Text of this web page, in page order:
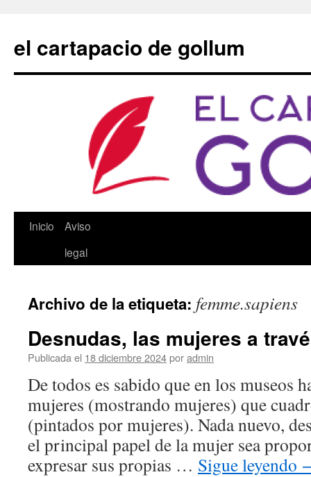
contenido
el cartapacio de gollum
Inicio
Aviso
legal
Archivo de la etiqueta: femme.sapiens
Desnudas, las mujeres a
Publicada el 18 diciembre 2024poradmin
De todos es sabido que en los museos
mujeres (mostrando mujeres) que
(pintados por mujeres). Nada nuevo,
el principal papel de la mujer sea
expresar sus propias … Sigue leyendo